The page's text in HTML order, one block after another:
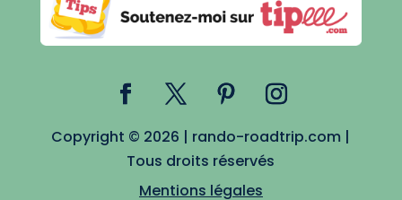
Copyright © 2026 | rando-roadtrip.com |
Tous droits réservés
Mentions légales